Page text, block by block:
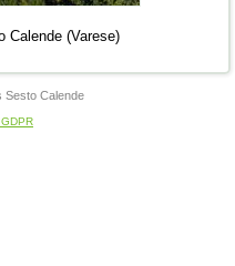
Calende (Varese)
Sesto Calende